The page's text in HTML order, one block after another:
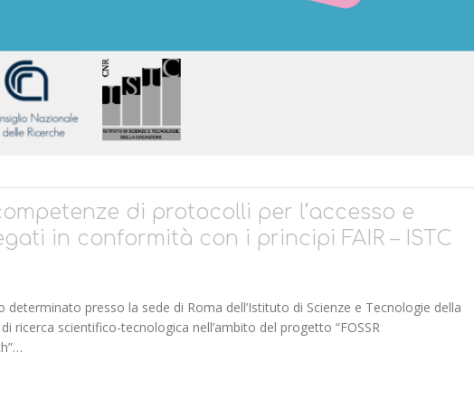
di protocolli per l’accesso e
in conformità con i principi FAIR – ISTC
determinato presso la sede di Roma dell’Istituto di Scienze e Tecnologie della
ricerca scientifico-tecnologica nell’ambito del progetto “FOSSR
DI PROTOCOLLI PER L’ACCESSO E L’INTERROGAZIONE DI DATI COLLEGATI IN CONFORMITÀ